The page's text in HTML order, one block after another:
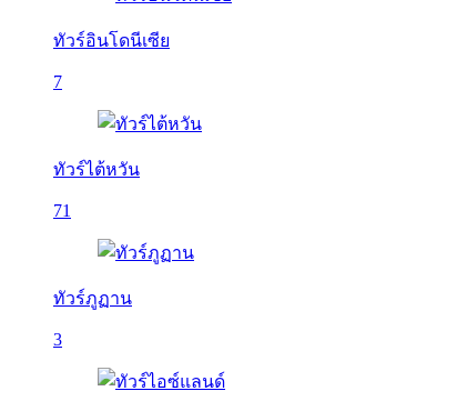
ทัวร์อินโดนีเซีย
7
ทัวร์ไต้หวัน
71
ทัวร์ภูฏาน
3